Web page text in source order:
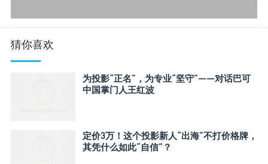
猜你喜欢
为投影“正名”，为专业“坚守”——对话巴可
中国掌门人王红波
定价3万！这个投影新人“出海”不打价格牌，
其凭什么如此“自信”？